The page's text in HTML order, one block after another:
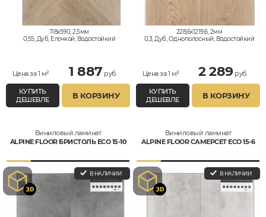
118x590, 2,5мм
0,55, Дуб, Елочкой, Водостойкий
Цена за 1 м² 1 887 руб.
КУПИТЬ
ДЕШЕВЛЕ
В КОРЗИНУ
228,6x1219,6, 2мм
0,3, Дуб, Однополосный, Водостойкий
Цена за 1 м² 2 289руб.
КУПИТЬ
ДЕШЕВЛЕ
В КОРЗИНУ
Виниловый ламинат
ALPINE FLOOR БРИСТОЛЬ ЕСО 15-10
В НАЛИЧИИ
Виниловый ламинат
ALPINE FLOOR САМЕРСЕТ ЕСО 15-6
В НАЛИЧИИ